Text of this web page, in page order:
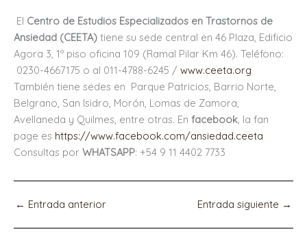
El Centro de Estudios Especializados en Trastornos de
Ansiedad (CEETA) tiene su sede central en 46 Plaza, Edificio
Agora 3, 1º piso oficina 109 (Ramal Pilar Km 46). Teléfono:
0230-4667175 o al 011-4788-6245 / www.ceeta.org
También tiene sedes en Parque Patricios, Barrio Norte,
Belgrano, San Isidro, Morón, Lomas de Zamora,
Avellaneda y Quilmes, entre otras. En facebook, la fan
page es https://www.facebook.com/ansiedad.ceeta
Consultas por WHATSAPP: +54 9 11 4402 7733
← Entrada anterior Entrada siguiente →